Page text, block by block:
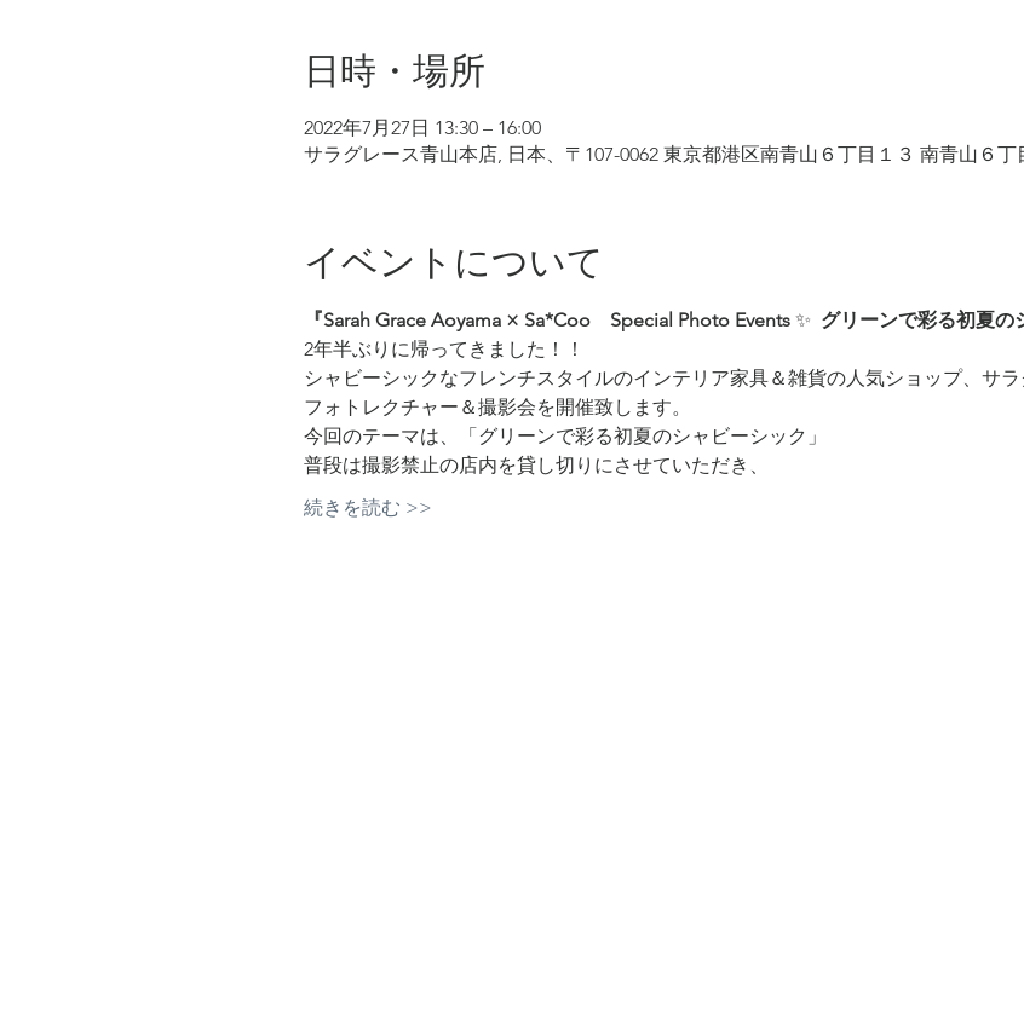
日時・場所
2022年7月27日 13:30 – 16:00
サラグレース青山本店, 日本、〒107-0062 東京都港区南青山６丁目１３ 南青山６
イベントについて
『Sarah Grace Aoyama × Sa*Coo　Special Photo Events ✨ グリーンで彩る初夏の
2年半ぶりに帰ってきました！！
シャビーシックなフレンチスタイルのインテリア家具＆雑貨の人気ショップ、サラ
フォトレクチャー＆撮影会を開催致します。
今回のテーマは、「グリーンで彩る初夏のシャビーシック」
普段は撮影禁止の店内を貸し切りにさせていただき、
続きを読む >>